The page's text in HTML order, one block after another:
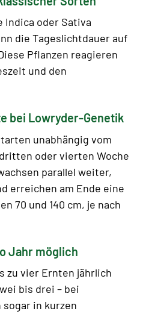
Indica oder Sativa
die Tageslichtdauer auf
Pflanzen reagieren
und den
bei Lowryder-Genetik
unabhängig vom
oder vierten Woche
parallel weiter,
erreichen am Ende eine
70 und 140 cm, je nach
Jahr möglich
zu vier Ernten jährlich
bis drei – bei
in kurzen